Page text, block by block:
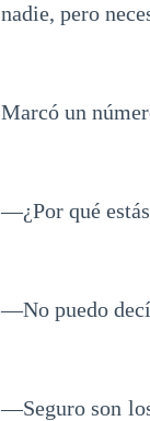
nadie, pero
Marcó un
—¿Por qué
—No puedo
—Seguro son